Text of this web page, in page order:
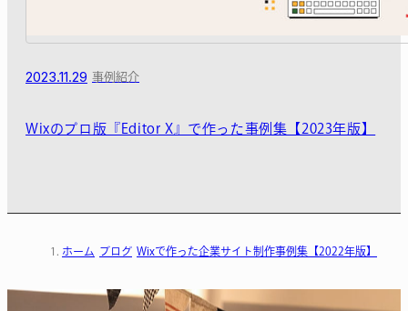
2023.11.29 事例紹介
Wixのプロ版『Editor X』で作った事例集【2023年版】
ホーム ブログ Wixで作った企業サイト制作事例集【2022年版】